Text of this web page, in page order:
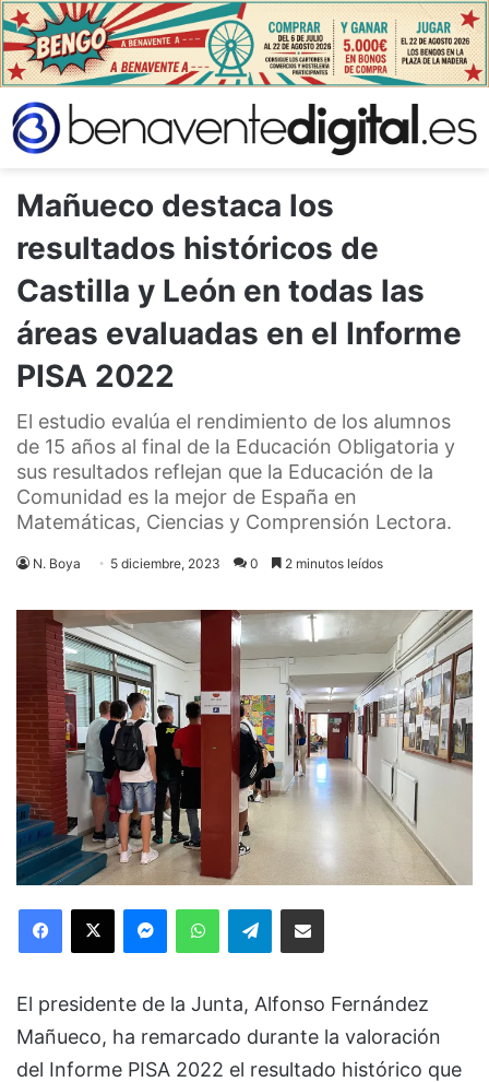
Mañueco destaca los
resultados históricos de
Castilla y León en todas las
áreas evaluadas en el Informe
PISA 2022
El estudio evalúa el rendimiento de los alumnos
de 15 años al final de la Educación Obligatoria y
sus resultados reflejan que la Educación de la
Comunidad es la mejor de España en
Matemáticas, Ciencias y Comprensión Lectora.
N. Boya 5 diciembre, 2023 0 2 minutos leídos
Facebook
X MessengerWhatsAppTelegramCompartir via Email
El presidente de la Junta, Alfonso Fernández
Mañueco, ha remarcado durante la valoración
del Informe PISA 2022 el resultado histórico que